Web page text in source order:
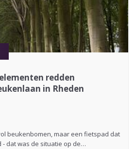
redden
in Rheden
beukenbomen, maar een fietspad dat
- dat was de situatie op de…